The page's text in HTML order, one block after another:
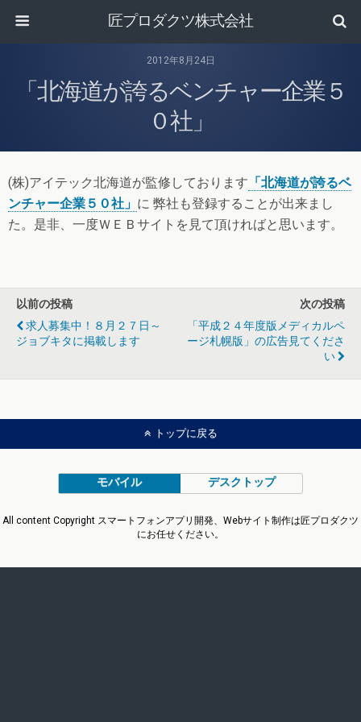
匠プロダクツ株式会社
2012年8月24日
「北海道が誇るベンチャー企業５
０社」
(株)アイテック北海道が監修しております 「北海道が誇るベ
ンチャー企業５０社」 に 弊社も登録することが出来まし
た。是非、一度ＷＥＢサイトを見て頂ければと思います。
以前の投稿
求人募集中！８月２７日～
ジョブキタに掲載します
次の投稿
「平成２４年度版メディカルペ
ージ札幌版」の広告見てくださ
い
トップに戻る
モバイル デスクトップ
All content Copyright スマートフォンアプリ開発、Webサイト制作は匠プロダクツ
にお任せください。